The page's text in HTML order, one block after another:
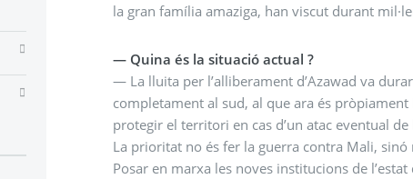
la gran família amaziga, han viscut durant
— Quina és la situació actual ?
— La lluita per l’alliberament d’Azawad va
completament al sud, al que ara és
protegir el territori en cas d’un atac eventual de
La prioritat no és fer la guerra contra Mali,
Posar en marxa les noves institucions de